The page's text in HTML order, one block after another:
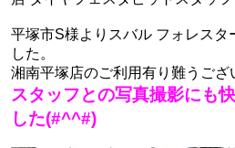
平塚市S様よりスバル フォレスタ
した。
湘南平塚店のご利用有り難うござ
スタッフとの写真撮影にも
した(#^^#)